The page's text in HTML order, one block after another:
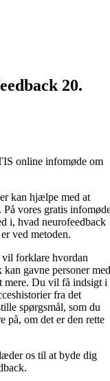
20.
online infomøde om
kan hjælpe med at
vores gratis
i, hvad neurofeedback
ved metoden.
forklare hvordan
gavne personer
mere. Du vil få indsigt i
fra det
spørgsmål, som du
på, om det er den rette
os til at byde dig